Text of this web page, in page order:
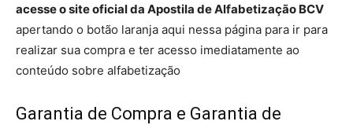
acesse o site oficial da Apostila de Alfabetização BCV
apertando o botão laranja aqui nessa página para ir para
realizar sua compra e ter acesso imediatamente ao
conteúdo sobre alfabetização
Garantia de Compra e Garantia de